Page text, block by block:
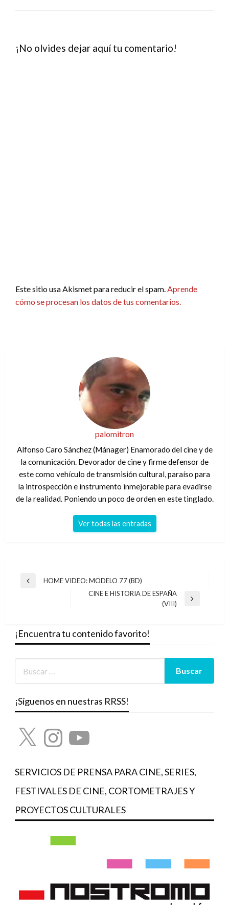
¡No olvides dejar aquí tu comentario!
Este sitio usa Akismet para reducir el spam.Aprende
cómo se procesan los datos de tus comentarios.
palomitron
Alfonso Caro Sánchez (Mánager) Enamorado del cine y de
la comunicación. Devorador de cine y firme defensor de
este como vehículo de transmisión cultural, paraíso para
la introspección e instrumento inmejorable para evadirse
de la realidad. Poniendo un poco de orden en este tinglado.
Ver todas las entradas
Navegación
Entrada
HOME VIDEO: MODELO 77 (BD)
CINE E HISTORIA DE ESPAÑA
(VIII)
¡Encuentra tu contenido favorito!
¡Síguenos en nuestras RRSS!
X InstagramYouTube
SERVICIOS DE PRENSA PARA CINE, SERIES,
FESTIVALES DE CINE, CORTOMETRAJES Y
PROYECTOS CULTURALES